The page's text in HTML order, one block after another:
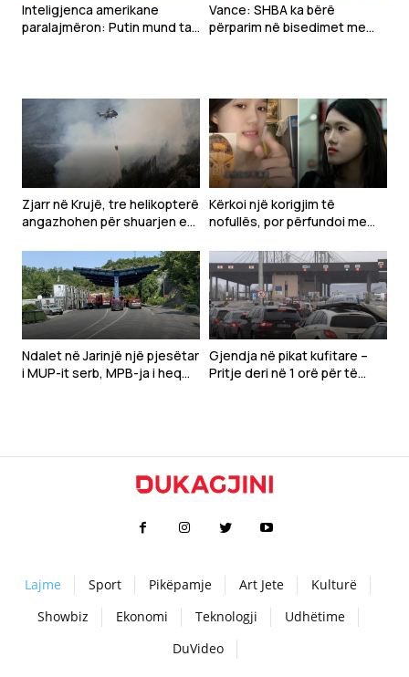
Inteligjenca amerikane
paralajmëron: Putin mund ta
Vance: SHBA ka bërë
përparim në bisedimet me
Zjarr në Krujë, tre helikopterë
angazhohen për shuarjen e
zjarrvënie të qëllimshme
Kërkoi një korigjim të
nofullës, por përfundoi me
fytyrës-Modelja pushohet
nga puna
Ndalet në Jarinjë një pjesëtar
i MUP-it serb, MPB-ja i heq
Gjendja në pikat kufitare –
Pritje deri në 1 orë për të
Lajme Sport Pikëpamje Art Jete
Kulturë
Showbiz
Ekonomi Teknologji
Udhëtime
DuVideo